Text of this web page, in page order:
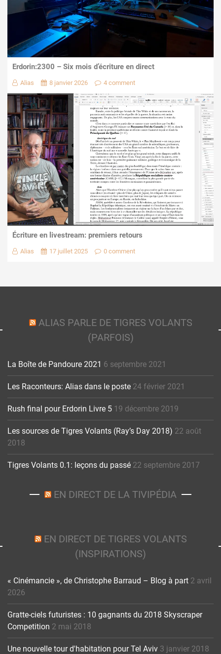
Erdorin:2300 – Six mois d’écriture en direct
Alias 8 janvier 2026 4 comment
Écriture en livestream: premiers retours
Alias 17 juillet 2025 0 comment
ALIAS PARLE DE TIGRES VOLANTS
(PARFOIS)
La Boîte de Pandoure 2021 6 septembre 2021
Les Raconteurs: Alias dans le poste 24 février 2021
Rush final pour Erdorin Livre 5 19 décembre 2019
Les sources de Tigres Volants (Ray’s Day 2018) 22 août
2018
Tigres Volants 0.1: leçons du passé 22 septembre 2017
EN DIRECT DE LA TIVIPÉDIA
EN DIRECT DE TIGRES VOLANTS
(INSPIRATIONS)
« Cinémancie », de Christophe Barraud – Blog à part 2 avril
2026
Gratte-ciels futuristes : 10 gagnants du 2018 Skyscraper
Competition 2 mai 2018
Une nouvelle tour d'habitation pour Tel Aviv 3 janvier 2018